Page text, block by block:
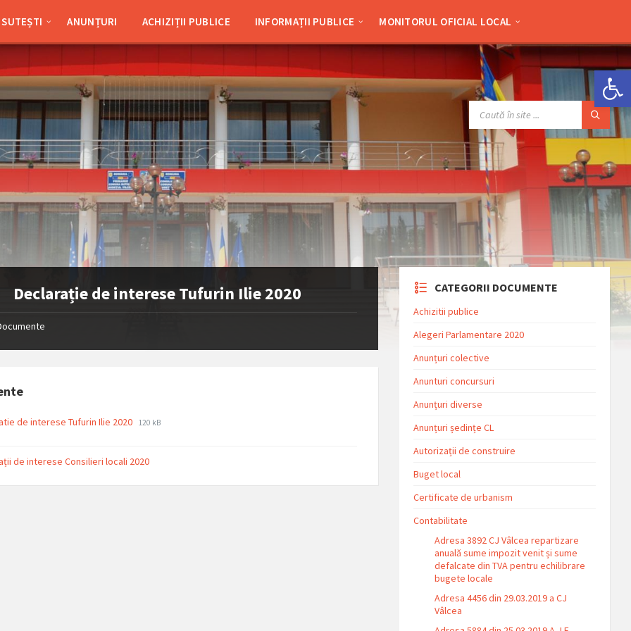
Deschide bara de unelte
ANUNȚURI ACHIZIȚII PUBLICE INFORMAȚII PUBLICE MONITORUL OFICIAL LOCAL
Declarație de interese Tufurin Ilie 2020
de interese Tufurin Ilie 2020 File
File
120 kB
de interese Consilieri locali 2020
CATEGORII DOCUMENTE
Achizitii publice
Alegeri Parlamentare 2020
Anunțuri colective
Anunturi concursuri
Anunțuri diverse
Anunțuri ședințe CL
Autorizații de construire
Buget local
Certificate de urbanism
Contabilitate
Adresa 3892 CJ Vâlcea repartizare
anuală sume impozit venit și sume
defalcate din TVA pentru echilibrare
bugete locale
Adresa 4456 din 29.03.2019 a CJ
Vâlcea